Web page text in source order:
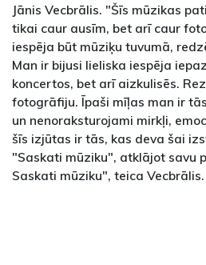
Jānis Vecbrālis. "Šīs mūzikas
tikai caur ausīm, bet arī caur
iespēja būt mūziķu tuvumā,
Man ir bijusi lieliska iespēja
koncertos, bet arī aizkulisēs.
fotogrāfiju. Īpaši mīļas man ir
un nenoraksturojami mirkļi,
šīs izjūtas ir tās, kas deva šai
"Saskati mūziku", atklājot savu
Saskati mūziku", teica Vecbrālis.